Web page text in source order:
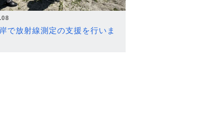
で放射線測定の支援を行いま